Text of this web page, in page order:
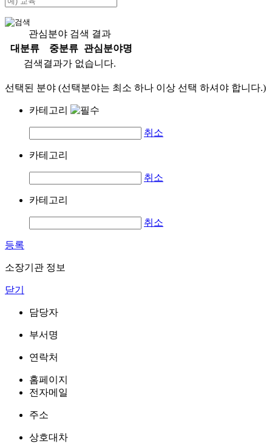
관심분야 검색 결과
대분류
중분류
관심분야명
검색결과가 없습니다.
선택된 분야 (선택분야는 최소 하나 이상 선택 하셔야 합니다.)
카테고리
취소
카테고리
취소
카테고리
취소
등록
소장기관 정보
닫기
담당자
부서명
연락처
홈페이지
전자메일
주소
상호대차